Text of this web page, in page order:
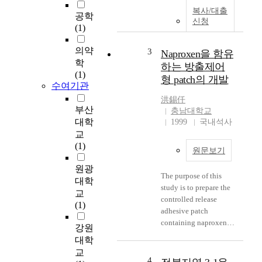
공학
(1)
의약
학
(1)
수여기관
부산
대학
교
(1)
원광
대학
교
(1)
강원
대학
교
복사/대출
신청
3
Naproxen을 함유
하는 방출제어
형 patch의 개발
洪錫仟
충남대학교
1999
국내석사
원문보기
The purpose of this
study is to prepare the
controlled release
adhesive patch
containing naproxen.
membrane, Eudragit,